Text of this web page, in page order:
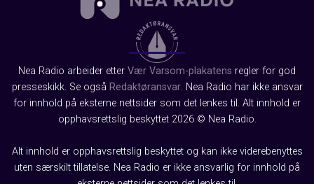
Nea Radio arbeider etter Vær Varsom-plakatens regler for god
presseskikk. Se også Redaktøransvar. Nea Radio har ikke ansvar
for innhold på eksterne nettsider som det lenkes til. Alt innhold er
opphavsrettslig beskyttet 2026 © Nea Radio.
Alt innhold er opphavsrettslig beskyttet og kan ikke viderebenyttes
uten særskilt tillatelse. Nea Radio er ikke ansvarlig for innhold på